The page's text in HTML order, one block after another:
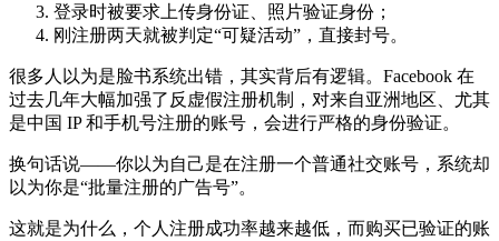
登录时被要求上传身份证、照片验证身份；
刚注册两天就被判定“可疑活动”，直接封号。
很多人以为是脸书系统出错，其实背后有逻辑。Facebook 在
过去几年大幅加强了反虚假注册机制，对来自亚洲地区、尤其
是中国 IP 和手机号注册的账号，会进行严格的身份验证。
换句话说——你以为自己是在注册一个普通社交账号，系统却
以为你是“批量注册的广告号”。
这就是为什么，个人注册成功率越来越低，而购买已验证的账